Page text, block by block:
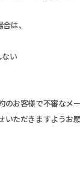
は、
い
お客様で不審なメ
ただきますようお願